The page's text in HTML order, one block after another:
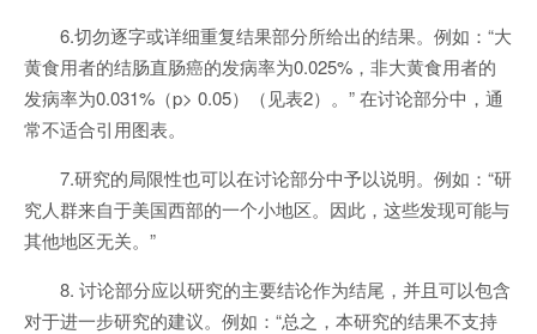
6.切勿逐字或详细重复结果部分所给出的结果。例如：“大
黄食用者的结肠直肠癌的发病率为0.025%，非大黄食用者的
发病率为0.031%（p> 0.05）（见表2）。” 在讨论部分中，通
常不适合引用图表。
7.研究的局限性也可以在讨论部分中予以说明。例如：“研
究人群来自于美国西部的一个小地区。因此，这些发现可能与
其他地区无关。”
8. 讨论部分应以研究的主要结论作为结尾，并且可以包含
对于进一步研究的建议。例如：“总之，本研究的结果不支持